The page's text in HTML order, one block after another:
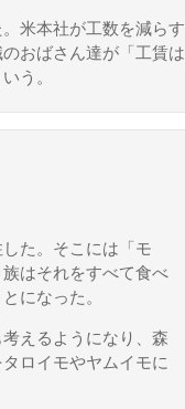
米本社が工数を減らす
おばさん達が「工賃は
う。
た。そこには「モ
はそれをすべて食べ
になった。
えるようになり、森
ロイモやヤムイモに